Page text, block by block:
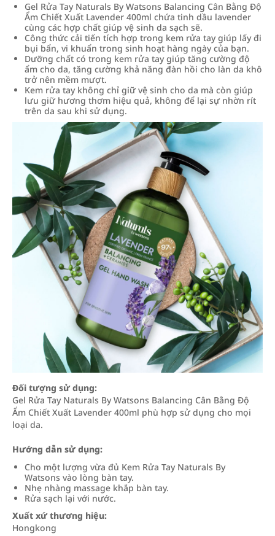
Gel Rửa Tay Naturals By Watsons Balancing Cân Bằng Độ
Ẩm Chiết Xuất Lavender 400ml chứa tinh dầu lavender
cùng các hợp chất giúp vệ sinh da sạch sẽ.
Công thức cải tiến tích hợp trong kem rửa tay giúp lấy đi
bụi bẩn, vi khuẩn trong sinh hoạt hàng ngày của bạn.
Dưỡng chất có trong kem rửa tay giúp tăng cường độ
ẩm cho da, tăng cường khả năng đàn hồi cho làn da khô
trở nên mềm mượt.
Kem rửa tay không chỉ giữ vệ sinh cho da mà còn giúp
lưu giữ hương thơm hiệu quả, không để lại sự nhờn rít
trên da sau khi sử dụng.
Đối tượng sử dụng:
Gel Rửa Tay Naturals By Watsons Balancing Cân Bằng Độ
Ẩm Chiết Xuất Lavender 400ml phù hợp sử dụng cho mọi
loại da.
Hướng dẫn sử dụng:
Cho một lượng vừa đủ Kem Rửa Tay Naturals By
Watsons vào lòng bàn tay.
Nhẹ nhàng massage khắp bàn tay.
Rửa sạch lại với nước.
Xuất xứ thương hiệu:
Hongkong